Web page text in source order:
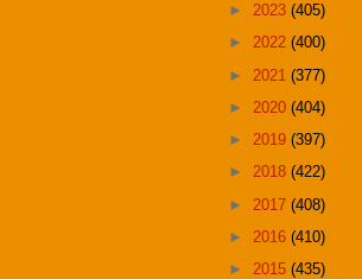
► 2023 (405)
► 2022 (400)
► 2021 (377)
► 2020 (404)
► 2019 (397)
► 2018 (422)
► 2017 (408)
► 2016 (410)
► 2015 (435)